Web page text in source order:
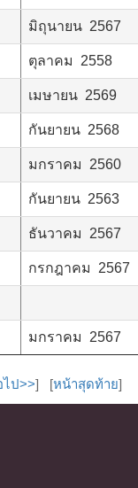
มิถุนายน 2567
ตุลาคม 2558
เมษายน 2569
กันยายน 2568
มกราคม 2560
กันยายน 2563
ธันวาคม 2567
กรกฎาคม 2567
มกราคม 2567
ป>>] [หน้าสุดท้าย]